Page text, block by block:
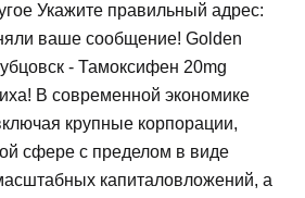
Укажите правильный адрес:
ваше сообщение! Golden
- Тамоксифен 20mg
В современной экономике
крупные корпорации,
сфере с пределом в виде
капиталовложений, а